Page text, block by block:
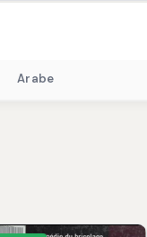
Arabe